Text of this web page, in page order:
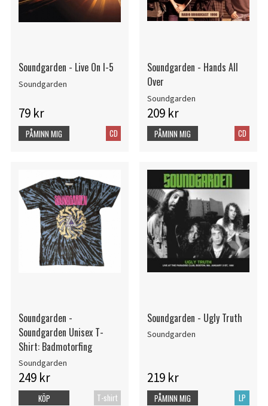
Soundgarden - Live On I-5
Soundgarden
79 kr
CD
PÅMINN MIG
Soundgarden - Hands All
Over
Soundgarden
209 kr
CD
PÅMINN MIG
Soundgarden -
Soundgarden Unisex T-
Shirt: Badmotorfing
Soundgarden
249 kr
T-shirt
KÖP
Soundgarden - Ugly Truth
Soundgarden
219 kr
LP
PÅMINN MIG